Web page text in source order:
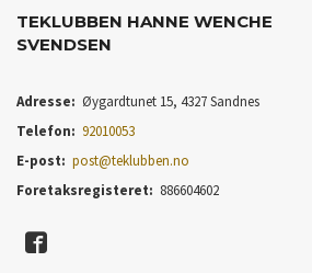
TEKLUBBEN HANNE WENCHE
SVENDSEN
Adresse: Øygardtunet 15, 4327 Sandnes
Telefon: 92010053
E-post: post@teklubben.no
Foretaksregisteret: 886604602